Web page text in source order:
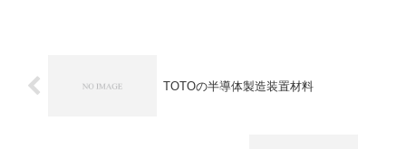
TOTOの半導体製造装置材料